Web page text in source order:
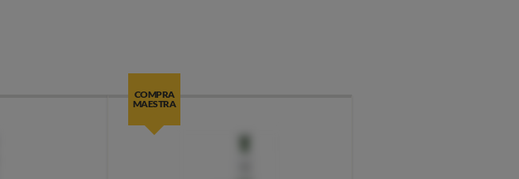
COMPRA
MAESTRA